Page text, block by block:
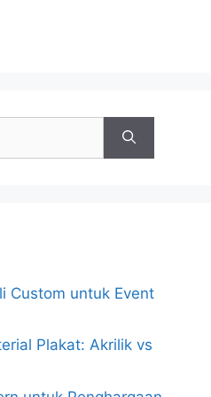
Custom untuk Event
Plakat: Akrilik vs